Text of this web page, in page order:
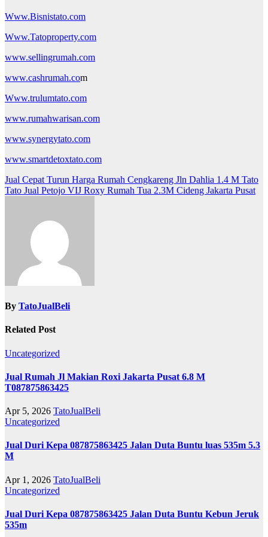
Www.Bisnistato.com
Www.Tatoproperty.com
www.sellingrumah.com
www.cashrumah.com
Www.trulumtato.com
www.rumahwarisan.com
www.synergytato.com
www.smartdetoxtato.com
Post
navigation
Jual Cepat Turun Harga Rumah Cengkareng Jln Dahlia 1.4 M Tato
Tato Jual Petojo VIJ Roxy Rumah Tua 2.3M Cideng Jakarta Pusat
By TatoJualBeli
Related Post
Uncategorized
Jual Rumah Jl Makian Roxi Jakarta Pusat 6.8 M
T087875863425
Apr 5, 2026 TatoJualBeli
Uncategorized
Jual Duri Kepa 087875863425 Jalan Duta Buntu luas 535m 5.3
M
Apr 1, 2026 TatoJualBeli
Uncategorized
Jual Duri Kepa 087875863425 Jalan Duta Buntu Kebun Jeruk
535m